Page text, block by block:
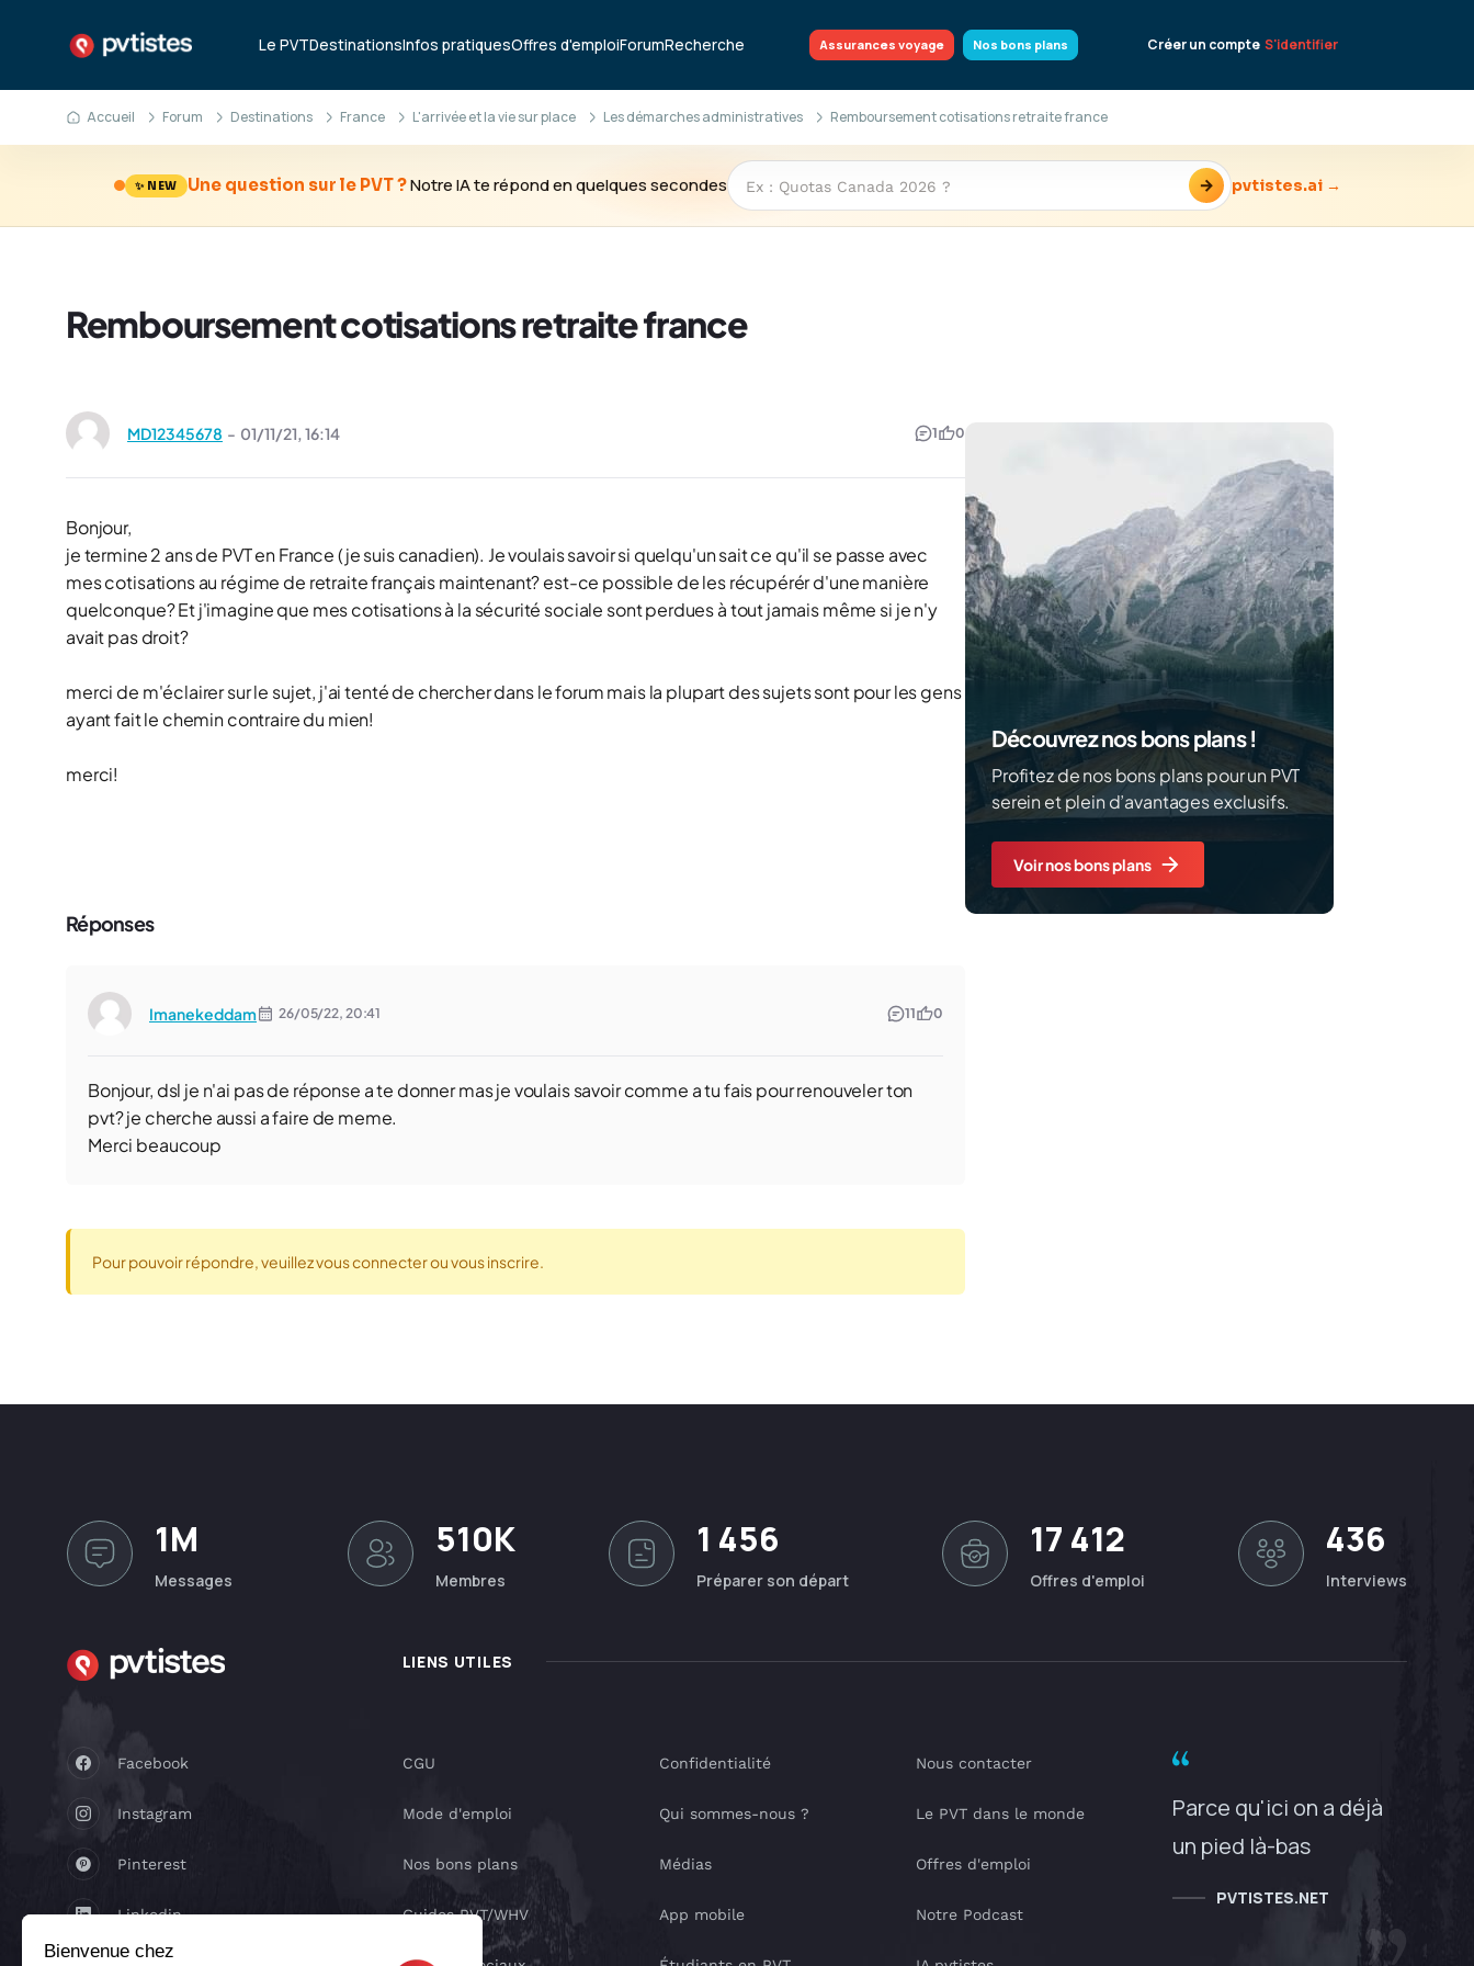
Le PVTDestinationsInfos pratiquesOffres d'emploiForumRecherche Assurances voyage Nos bons plans Créer un compte S'identifier
Accueil Forum Destinations France L'arrivée et la vie sur place Les démarches administratives Remboursement cotisations retraite france
✨ NEW Une question sur le PVT ?Notre IA te répond en quelques secondes → pvtistes.ai →
Remboursement cotisations retraite france
MD12345678 - 01/11/21, 16:14 1 0
Bonjour,
je termine 2 ans de PVT en France (je suis canadien). Je voulais savoir si quelqu'un sait ce qu'il se passe avec
mes cotisations au régime de retraite français maintenant? est-ce possible de les récupérér d'une manière
quelconque? Et j'imagine que mes cotisations à la sécurité sociale sont perdues à tout jamais même si je n'y
avait pas droit?
merci de m'éclairer sur le sujet, j'ai tenté de chercher dans le forum mais la plupart des sujets sont pour les gens
ayant fait le chemin contraire du mien!
merci!
Réponses
Imanekeddam 26/05/22, 20:41 11 0
Bonjour, dsl je n'ai pas de réponse a te donner mas je voulais savoir comme a tu fais pour renouveler ton
pvt? je cherche aussi a faire de meme.
Merci beaucoup
Pour pouvoir répondre, veuillez vous connecter ou vous inscrire.
Découvrez nos bons plans !
Profitez de nos bons plans pour un PVT
serein et plein d’avantages exclusifs.
Voir nos bons plans
1M
Messages
510K
Membres
1 456
Préparer son départ
17 412
Offres d'emploi
436
Interviews
LIENS UTILES
Facebook
Instagram
Pinterest
Linkedin
CGU
Mode d'emploi
Nos bons plans
Guides PVT/WHV
Confidentialité
Qui sommes-nous ?
Médias
App mobile
Nous contacter
Le PVT dans le monde
Offres d'emploi
Notre Podcast
Parce qu'ici on a déjà
un pied là-bas
PVTISTES.NET
Bienvenue chez